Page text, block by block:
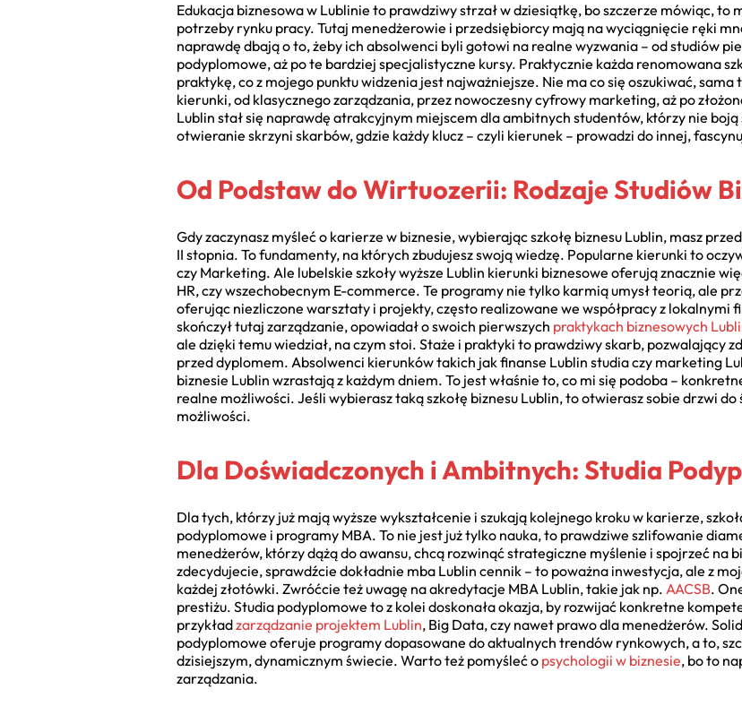
Edukacja biznesowa w Lublinie to prawdziwy strzał w dziesiątkę, bo szczerze mówiąc,
potrzeby rynku pracy. Tutaj menedżerowie i przedsiębiorcy mają na wyciągnięcie ręki
naprawdę dbają o to, żeby ich absolwenci byli gotowi na realne wyzwania – od studiów
podyplomowe, aż po te bardziej specjalistyczne kursy. Praktycznie każda renomowana
praktykę, co z mojego punktu widzenia jest najważniejsze. Nie ma co się oszukiwać,
kierunki, od klasycznego zarządzania, przez nowoczesny cyfrowy marketing, aż po
Lublin stał się naprawdę atrakcyjnym miejscem dla ambitnych studentów, którzy nie
otwieranie skrzyni skarbów, gdzie każdy klucz – czyli kierunek – prowadzi do innej,
Od Podstaw do Wirtuozerii: Rodzaje Studiów
Gdy zaczynasz myśleć o karierze w biznesie, wybierając szkołę biznesu Lublin, masz
II stopnia. To fundamenty, na których zbudujesz swoją wiedzę. Popularne kierunki to
czy Marketing. Ale lubelskie szkoły wyższe Lublin kierunki biznesowe oferują znacznie
HR, czy wszechobecnym E-commerce. Te programy nie tylko karmią umysł teorią, ale
oferując niezliczone warsztaty i projekty, często realizowane we współpracy z
skończył tutaj zarządzanie, opowiadał o swoich pierwszych praktykach biznesowych
ale dzięki temu wiedział, na czym stoi. Staże i praktyki to prawdziwy skarb, pozwalający
przed dyplomem. Absolwenci kierunków takich jak finanse Lublin studia czy marketing
biznesie Lublin wzrastają z każdym dniem. To jest właśnie to, co mi się podoba –
realne możliwości. Jeśli wybierasz taką szkołę biznesu Lublin, to otwierasz sobie drzwi
możliwości.
Dla Doświadczonych i Ambitnych: Studia
Dla tych, którzy już mają wyższe wykształcenie i szukają kolejnego kroku w karierze,
podyplomowe i programy MBA. To nie jest już tylko nauka, to prawdziwe szlifowanie
menedżerów, którzy dążą do awansu, chcą rozwinąć strategiczne myślenie i spojrzeć na
zdecydujecie, sprawdźcie dokładnie mba Lublin cennik – to poważna inwestycja, ale z
każdej złotówki. Zwróćcie też uwagę na akredytacje MBA Lublin, takie jak np. AACSB.
prestiżu. Studia podyplomowe to z kolei doskonała okazja, by rozwijać konkretne
przykładzarządzanie projektem Lublin, Big Data, czy nawet prawo dla menedżerów.
podyplomowe oferuje programy dopasowane do aktualnych trendów rynkowych, a to,
dzisiejszym, dynamicznym świecie. Warto też pomyśleć o psychologii w biznesie, bo to
zarządzania.